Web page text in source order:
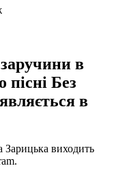
в
пісні Без
в
виходить